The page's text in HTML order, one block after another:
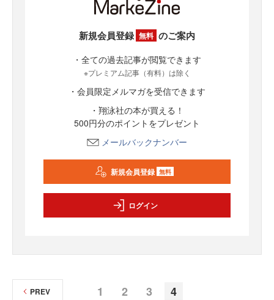
新規会員登録 無料 のご案内
・全ての過去記事が閲覧できます
※プレミアム記事（有料）は除く
・会員限定メルマガを受信できます
・翔泳社の本が買える！
500円分のポイントをプレゼント
メールバックナンバー
新規会員登録 無料
ログイン
1 2 3 4
PREV